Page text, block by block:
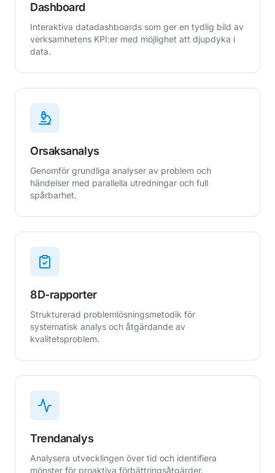
Dashboard
Interaktiva datadashboards som ger en tydlig bild av
verksamhetens KPI:er med möjlighet att djupdyka i
data.
Orsaksanalys
Genomför grundliga analyser av problem och
händelser med parallella utredningar och full
spårbarhet.
8D-rapporter
Strukturerad problemlösningsmetodik för
systematisk analys och åtgärdande av
kvalitetsproblem.
Trendanalys
Analysera utvecklingen över tid och identifiera
mönster för proaktiva förbättringsåtgärder.